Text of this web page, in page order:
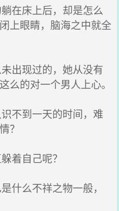
在床上后，却是怎么
上眼睛，脑海之中就全
出现过的，她从没有
么的对一个男人上心。
不到一天的时间，难
？
着自己呢？
什么不祥之物一般，